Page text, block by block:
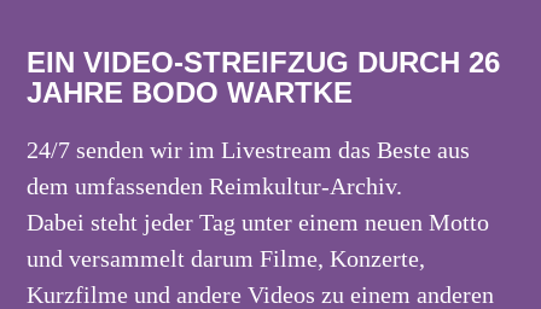
EIN VIDEO-STREIFZUG DURCH 26
JAHRE BODO WARTKE
24/7 senden wir im Livestream das Beste aus
dem umfassenden Reimkultur-Archiv.
Dabei steht jeder Tag unter einem neuen Motto
und versammelt darum Filme, Konzerte,
Kurzfilme und andere Videos zu einem anderen